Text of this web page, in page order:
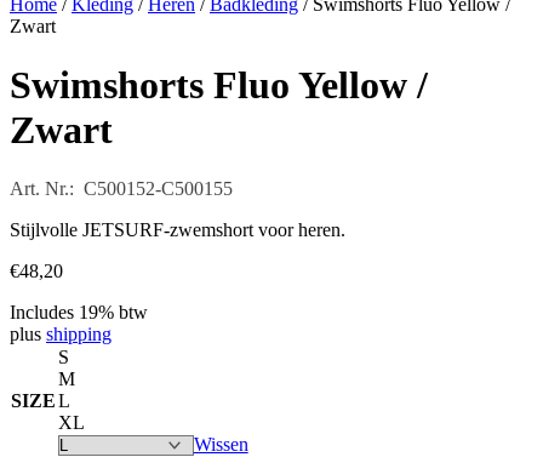
Zwart
Swimshorts Fluo Yellow /
Zwart
Art. Nr.: C500152-C500155
Stijlvolle JETSURF-zwemshort voor heren.
€48,20
Includes 19% btw
plus shipping
SIZE
S
M
L
XL
Wissen